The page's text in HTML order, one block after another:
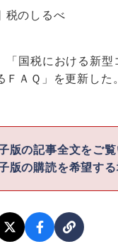
税のしるべ
「国税における新
ＦＡＱ」を更新し
版の記事全文をご
版の購読を希望する